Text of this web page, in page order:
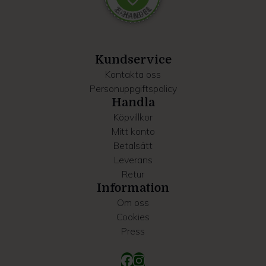
information som du har tillhandahållit eller som de har
Kundservice
Kontakta oss
Personuppgiftspolicy
Handla
Köpvillkor
Mitt konto
Betalsätt
Leverans
Retur
Information
Om oss
Cookies
Press